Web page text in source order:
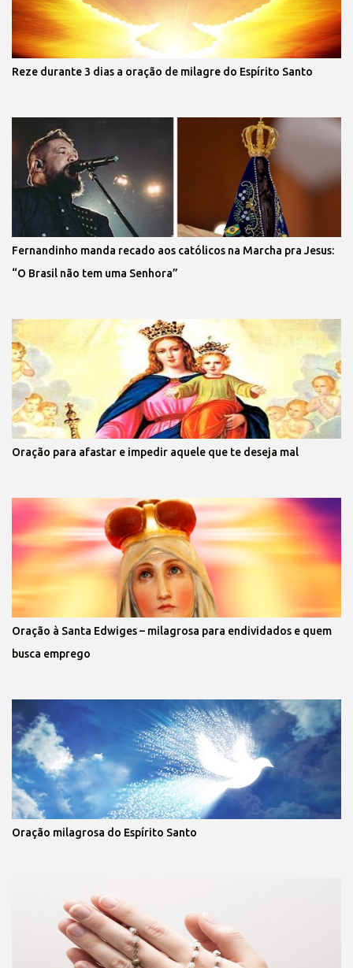
Reze durante 3 dias a oração de milagre do Espírito Santo
Fernandinho manda recado aos católicos na Marcha pra Jesus:
“O Brasil não tem uma Senhora”
Oração para afastar e impedir aquele que te deseja mal
Oração à Santa Edwiges – milagrosa para endividados e quem
busca emprego
Oração milagrosa do Espírito Santo